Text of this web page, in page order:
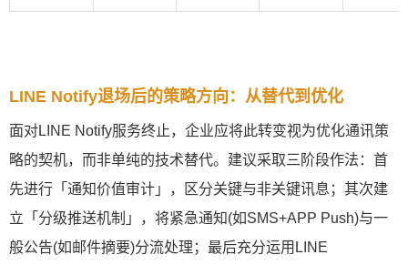
LINE Notify退场后的策略方向：从替代到优化
面对LINE Notify服务终止，企业应将此转变视为优化通讯策
略的契机，而非单纯的技术替代。建议采取三阶段作法：首
先进行「通知价值审计」，区分关键与非关键讯息；其次建
立「分级推送机制」，将紧急通知(如SMS+APP Push)与一
般公告(如邮件摘要)分流处理；最后充分运用LINE